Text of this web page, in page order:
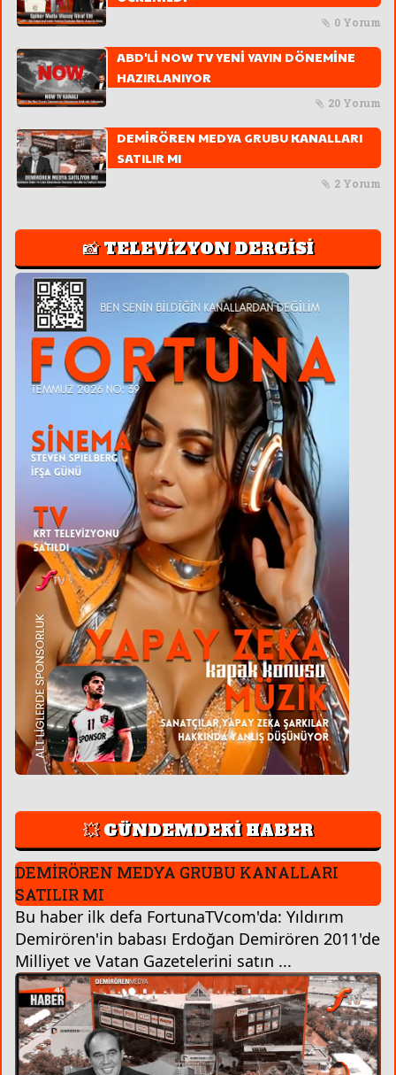
0 Yorum
ABD'Lİ NOW TV YENİ YAYIN DÖNEMİNE
HAZIRLANIYOR
20 Yorum
DEMİRÖREN MEDYA GRUBU KANALLARI
SATILIR MI
2 Yorum
📸 TELEVİZYON DERGİSİ
💥 GÜNDEMDEKİ HABER
DEMİRÖREN MEDYA GRUBU KANALLARI
SATILIR MI
Bu haber ilk defa FortunaTVcom'da: Yıldırım
Demirören'in babası Erdoğan Demirören 2011'de
Milliyet ve Vatan Gazetelerini satın ...